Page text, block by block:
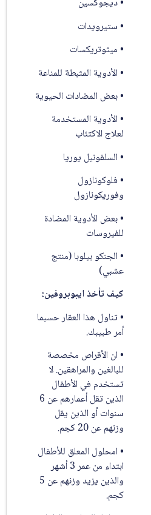
• ديجوكسين
• ستيرويدات
• ميثوتريكسات
• الأدوية المثبطة للمناعة
• بعض المضادات الحيوية
• الأدوية المستخدمة
لعلاج الاكتئاب
• السلفونيل يوريا
• فلوكونازول
وفوريكونازول
• بعض الأدوية المضادة
للفيروسات
• الجنكو بيلوبا (منتج
عشبي)
كيف تأخذ ايبوبروفين:
• تناول هذا العقار حسبما
أمر طبيبك.
• ان الأقراص مخصصة
للبالغين والمراهقين. لا
تستخدم في الأطفال
الذين تقل أعمارهم عن 6
سنوات أو الذين يقل
وزنهم عن 20 كجم.
• امحلول المعلق للأطفال
ابتداء من عمر 3 أشهر
والذين يزيد وزنهم عن 5
كجم.